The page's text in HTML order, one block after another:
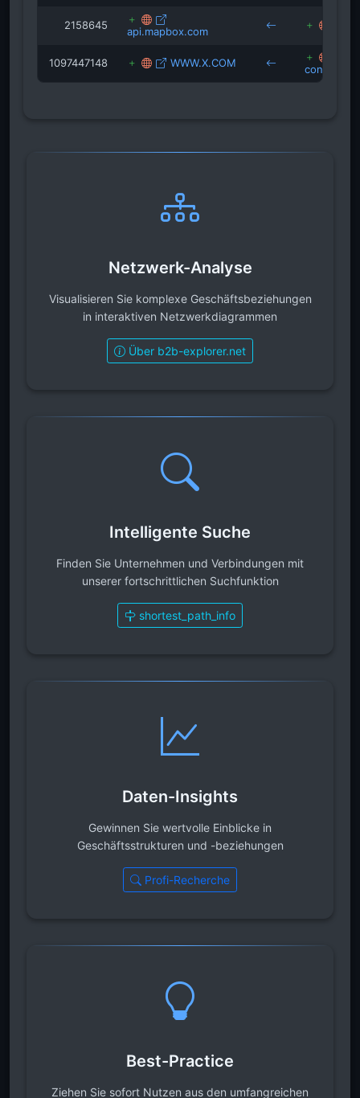
2158645 api.mapbox.com
1097447148 WWW.X.COM
Netzwerk-Analyse
Visualisieren Sie komplexe Geschäftsbeziehungen
in interaktiven Netzwerkdiagrammen
Über b2b-explorer.net
Intelligente Suche
Finden Sie Unternehmen und Verbindungen mit
unserer fortschrittlichen Suchfunktion
shortest_path_info
Daten-Insights
Gewinnen Sie wertvolle Einblicke in
Geschäftsstrukturen und -beziehungen
Profi-Recherche
Best-Practice
Ziehen Sie sofort Nutzen aus den umfangreichen